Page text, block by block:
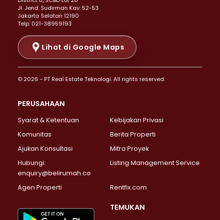
Properti Dijual di Senen >
Properti Dijual di Tanah Abang >
Properti Dijual di Cikini >
Properti Dijual di Kramat >
Properti Dijual di Pasar Baru >
Properti Dijual di Bendungan Hilir >
Properti Dijual di Jakarta Selatan >
Properti Dijual di Lebak Bulus >
Properti Dijual di Gandaria Selatan >
Properti Dijual di Pondok Labu >
Properti Dijual di Lenteng Agung >
Properti Dijual di Senayan >
Properti Dijual di Pondok Pinang >
Properti Dijual di Kebayoran Lama >
Properti Dijual di Kebayoran Baru >
JI. Jend. Sudirman Kav. 52-53
Jakarta Selatan 12190
Telp: 021-38959193
Lihat di Google Maps
© 2026 - PT Real Estate Teknologi. All rights reserved.
PERUSAHAAN
Syarat & Ketentuan
Kebijakan Privasi
Komunitas
Berita Properti
Ajukan Konsultasi
Mitra Proyek
Hubungi:
enquiry@belirumah.co
Listing Management Service
Agen Properti Rentfix.com
TEMUKAN